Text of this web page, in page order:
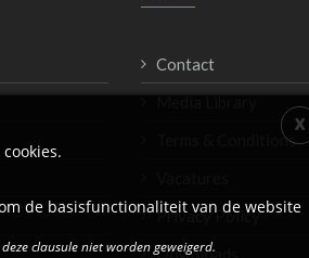
Contact
Terms & Conditions
Privacy Policy
Downloads
de basisfunctionaliteit van de website
clausule niet worden geweigerd.